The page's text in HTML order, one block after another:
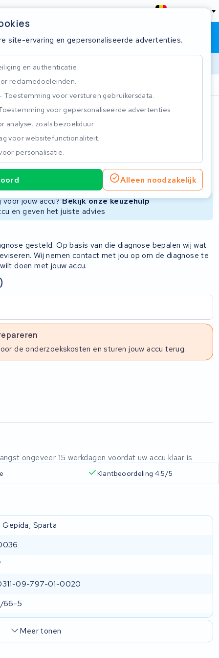
België
Winkelwagen Inloggen
site-ervaring en gepersonaliseerde advertenties.
en authenticatie.
reclamedoeleinden.
Toestemming voor versturen gebruikersdata.
voor gepersonaliseerde advertenties.
analyse, zoals bezoekduur.
voor websitefunctionaliteit.
personalisatie.
Alleen noodzakelijk
Nieuwe Accu Refurbished Accu
Niet beschikbaar
voor jouw accu?Bekijk onze keuzehulp
en geven het juiste advies
gesteld. Op basis van die diagnose bepalen wij wat
Wij nemen contact met jou op om de diagnose te
doen met jouw accu.
de onderzoekskosten en sturen jouw accu terug.
ongeveer 15 werkdagen voordat uw accu klaar is
Klantbeoordeling 4.5/5
Gepida, Sparta
09-797-01-0020
66-5
Meer tonen